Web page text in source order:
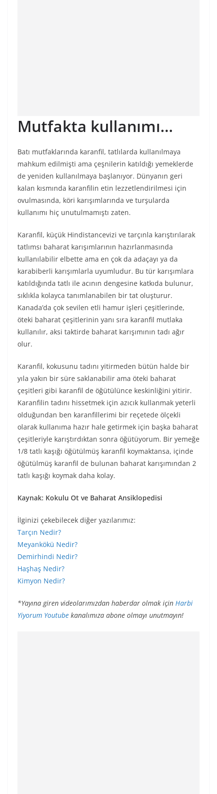
Mutfakta kullanımı…
Batı mutfaklarında karanfil, tatlılarda kullanılmaya
mahkum edilmişti ama çeşnilerin katıldığı yemeklerde
de yeniden kullanılmaya başlanıyor. Dünyanın geri
kalan kısmında karanfilin etin lezzetlendirilmesi için
ovulmasında, köri karışımlarında ve turşularda
kullanımı hiç unutulmamıştı zaten.
Karanfil, küçük Hindistancevizi ve tarçınla karıştırılarak
tatlımsı baharat karışımlarının hazırlanmasında
kullanılabilir elbette ama en çok da adaçayı ya da
karabiberli karışımlarla uyumludur. Bu tür karışımlara
katıldığında tatlı ile acının dengesine katkıda bulunur,
sıklıkla kolayca tanımlanabilen bir tat oluşturur.
Kanada’da çok sevilen etli hamur işleri çeşitlerinde,
öteki baharat çeşitlerinin yanı sıra karanfil mutlaka
kullanılır, aksi taktirde baharat karışımının tadı ağır
olur.
Karanfil, kokusunu tadını yitirmeden bütün halde bir
yıla yakın bir süre saklanabilir ama öteki baharat
çeşitleri gibi karanfil de öğütülünce keskinliğini yitirir.
Karanfilin tadını hissetmek için azıcık kullanmak yeterli
olduğundan ben karanfillerimi bir reçetede ölçekli
olarak kullanıma hazır hale getirmek için başka baharat
çeşitleriyle karıştırdıktan sonra öğütüyorum. Bir yemeğe
1/8 tatlı kaşığı öğütülmüş karanfil koymaktansa, içinde
öğütülmüş karanfil de bulunan baharat karışımından 2
tatlı kaşığı koymak daha kolay.
Kaynak: Kokulu Ot ve Baharat Ansiklopedisi
İlginizi çekebilecek diğer yazılarımız:
Tarçın Nedir?
Meyankökü Nedir?
Demirhindi Nedir?
Haşhaş Nedir?
Kimyon Nedir?
*Yayına giren videolarımızdan haberdar olmak için Harbi
Yiyorum Youtube kanalımıza abone olmayı unutmayın!